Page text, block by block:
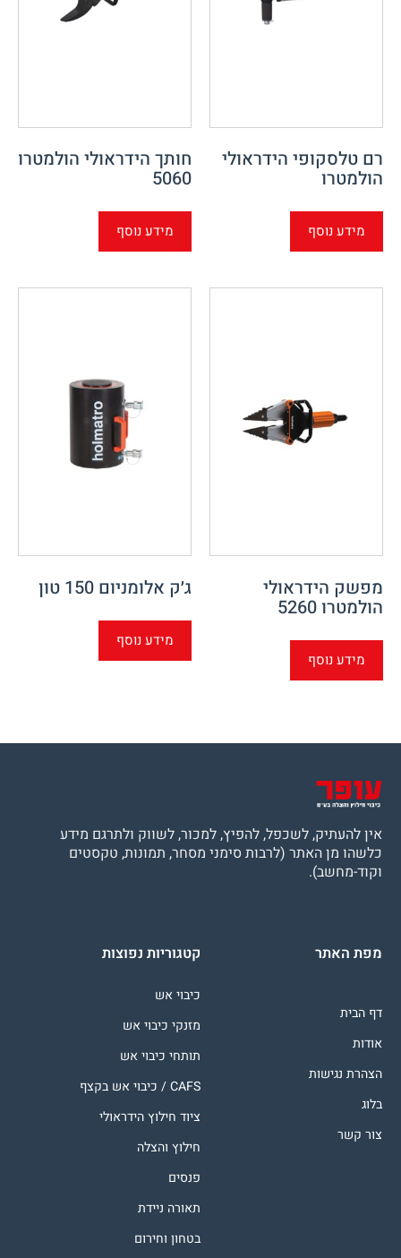
רם טלסקופי הידראולי
הולמטרו
מידע נוסף
חותך הידראולי הולמטרו
5060
מידע נוסף
מפשק הידראולי
הולמטרו 5260
מידע נוסף
ג׳ק אלומניום 150 טון
מידע נוסף
אין להעתיק, לשכפל, להפיץ, למכור, לשווק ולתרגם מידע
כלשהו מן האתר (לרבות סימני מסחר, תמונות, טקסטים
וקוד-מחשב).
מפת האתר
דף הבית
אודות
הצהרת נגישות
בלוג
צור קשר
קטגוריות נפוצות
כיבוי אש
מזנקי כיבוי אש
תותחי כיבוי אש
CAFS / כיבוי אש בקצף
ציוד חילוץ הידראולי
חילוץ והצלה
פנסים
תאורה ניידת
בטחון וחירום